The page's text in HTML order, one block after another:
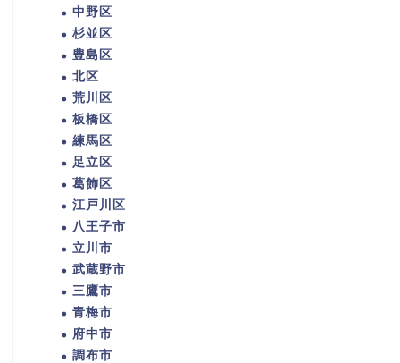
中野区
杉並区
豊島区
北区
荒川区
板橋区
練馬区
足立区
葛飾区
江戸川区
八王子市
立川市
武蔵野市
三鷹市
青梅市
府中市
調布市